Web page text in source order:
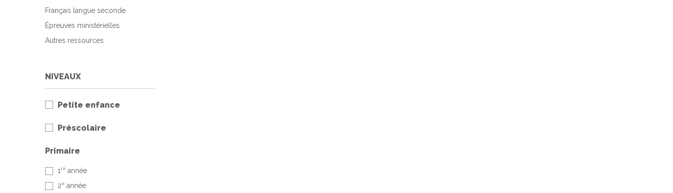
Français langue seconde
Épreuves ministérielles
Autres ressources
NIVEAUX
Petite enfance
Préscolaire
Primaire
1 re année
2 e année